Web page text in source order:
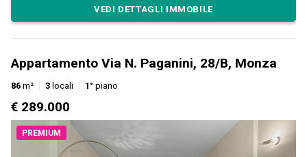
VEDI DETTAGLI IMMOBILE
Appartamento Via N. Paganini, 28/B, Monza
86 m² 3 locali 1° piano
€ 289.000
PREMIUM